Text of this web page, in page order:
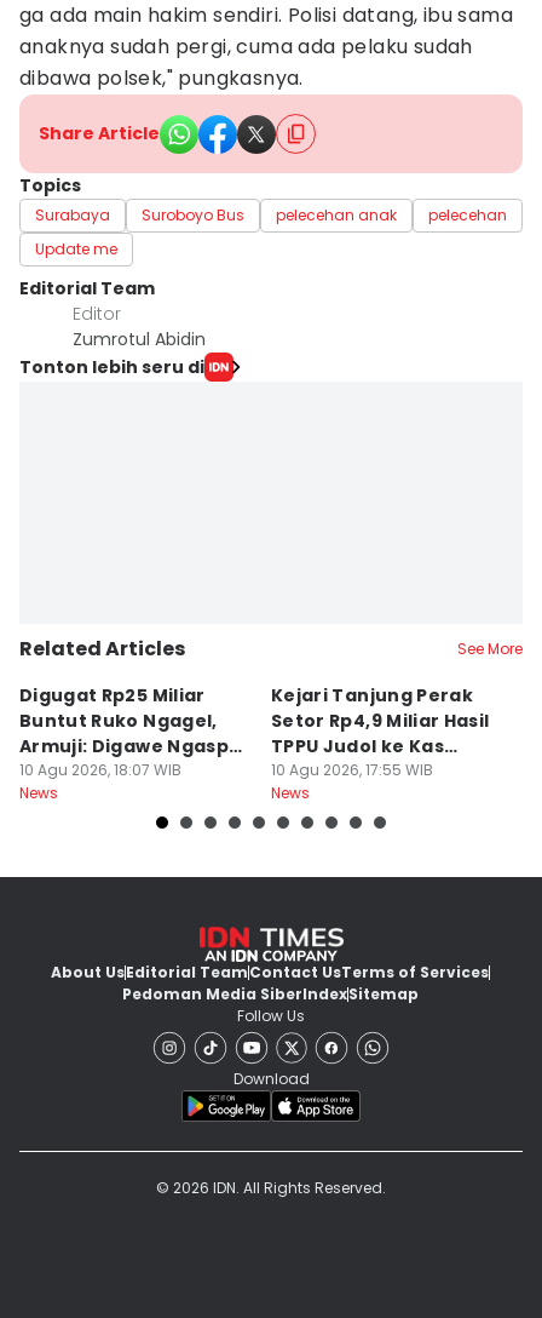
ga ada main hakim sendiri. Polisi datang, ibu sama
anaknya sudah pergi, cuma ada pelaku sudah
dibawa polsek," pungkasnya.
Share Article
Topics
Surabaya Suroboyo Bus pelecehan anak
pelecehan
Update me
Editorial Team
Editor
Zumrotul Abidin
Tonton lebih seru di
Related Articles See More
Digugat Rp25 Miliar
Buntut Ruko Ngagel,
Armuji: Digawe Ngaspal
Ae Poo
10 Agu 2026, 18:07 WIB
News
Kejari Tanjung Perak
Setor Rp4,9 Miliar Hasil
TPPU Judol ke Kas
Negara
10 Agu 2026, 17:55 WIB
News
About UsEditorial TeamContact UsTerms of Services
Pedoman Media SiberIndexSitemap
Follow Us
Download
© 2026 IDN. All Rights Reserved.